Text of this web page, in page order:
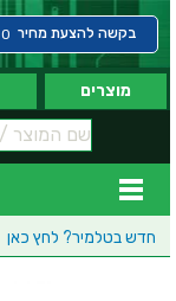
בקשה להצעת מחיר 0
מוצרים
חדש בטלמיר? לחץ כאן